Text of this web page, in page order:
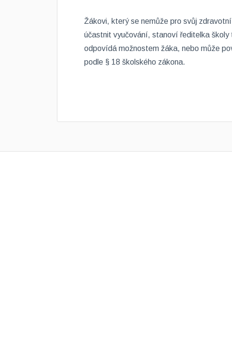
Žákovi, který se nemůže pro svůj
účastnit vyučování, stanoví ředitelka
odpovídá možnostem žáka, nebo může
podle § 18 školského zákona.